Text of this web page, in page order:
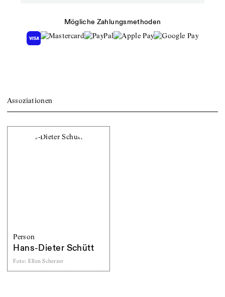
Mögliche Zahlungsmethoden
Assoziationen
Person
Hans-Dieter Schütt
Foto: Ellen Scherzer